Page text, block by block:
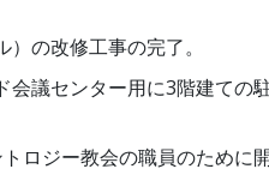
の改修工事の完了。
会議センター用に3階建ての
ロジー教会の職員のために